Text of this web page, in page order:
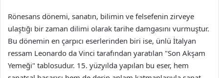
Rönesans dönemi, sanatın, bilimin ve felsefenin zirveye
ulaştığı bir zaman dilimi olarak tarihe damgasını vurmuştur.
Bu dönemin en çarpıcı eserlerinden biri ise, ünlü İtalyan
ressam Leonardo da Vinci tarafından yaratılan "Son Akşam
Yemeği" tablosudur. 15. yüzyılda yapılan bu eser, hem